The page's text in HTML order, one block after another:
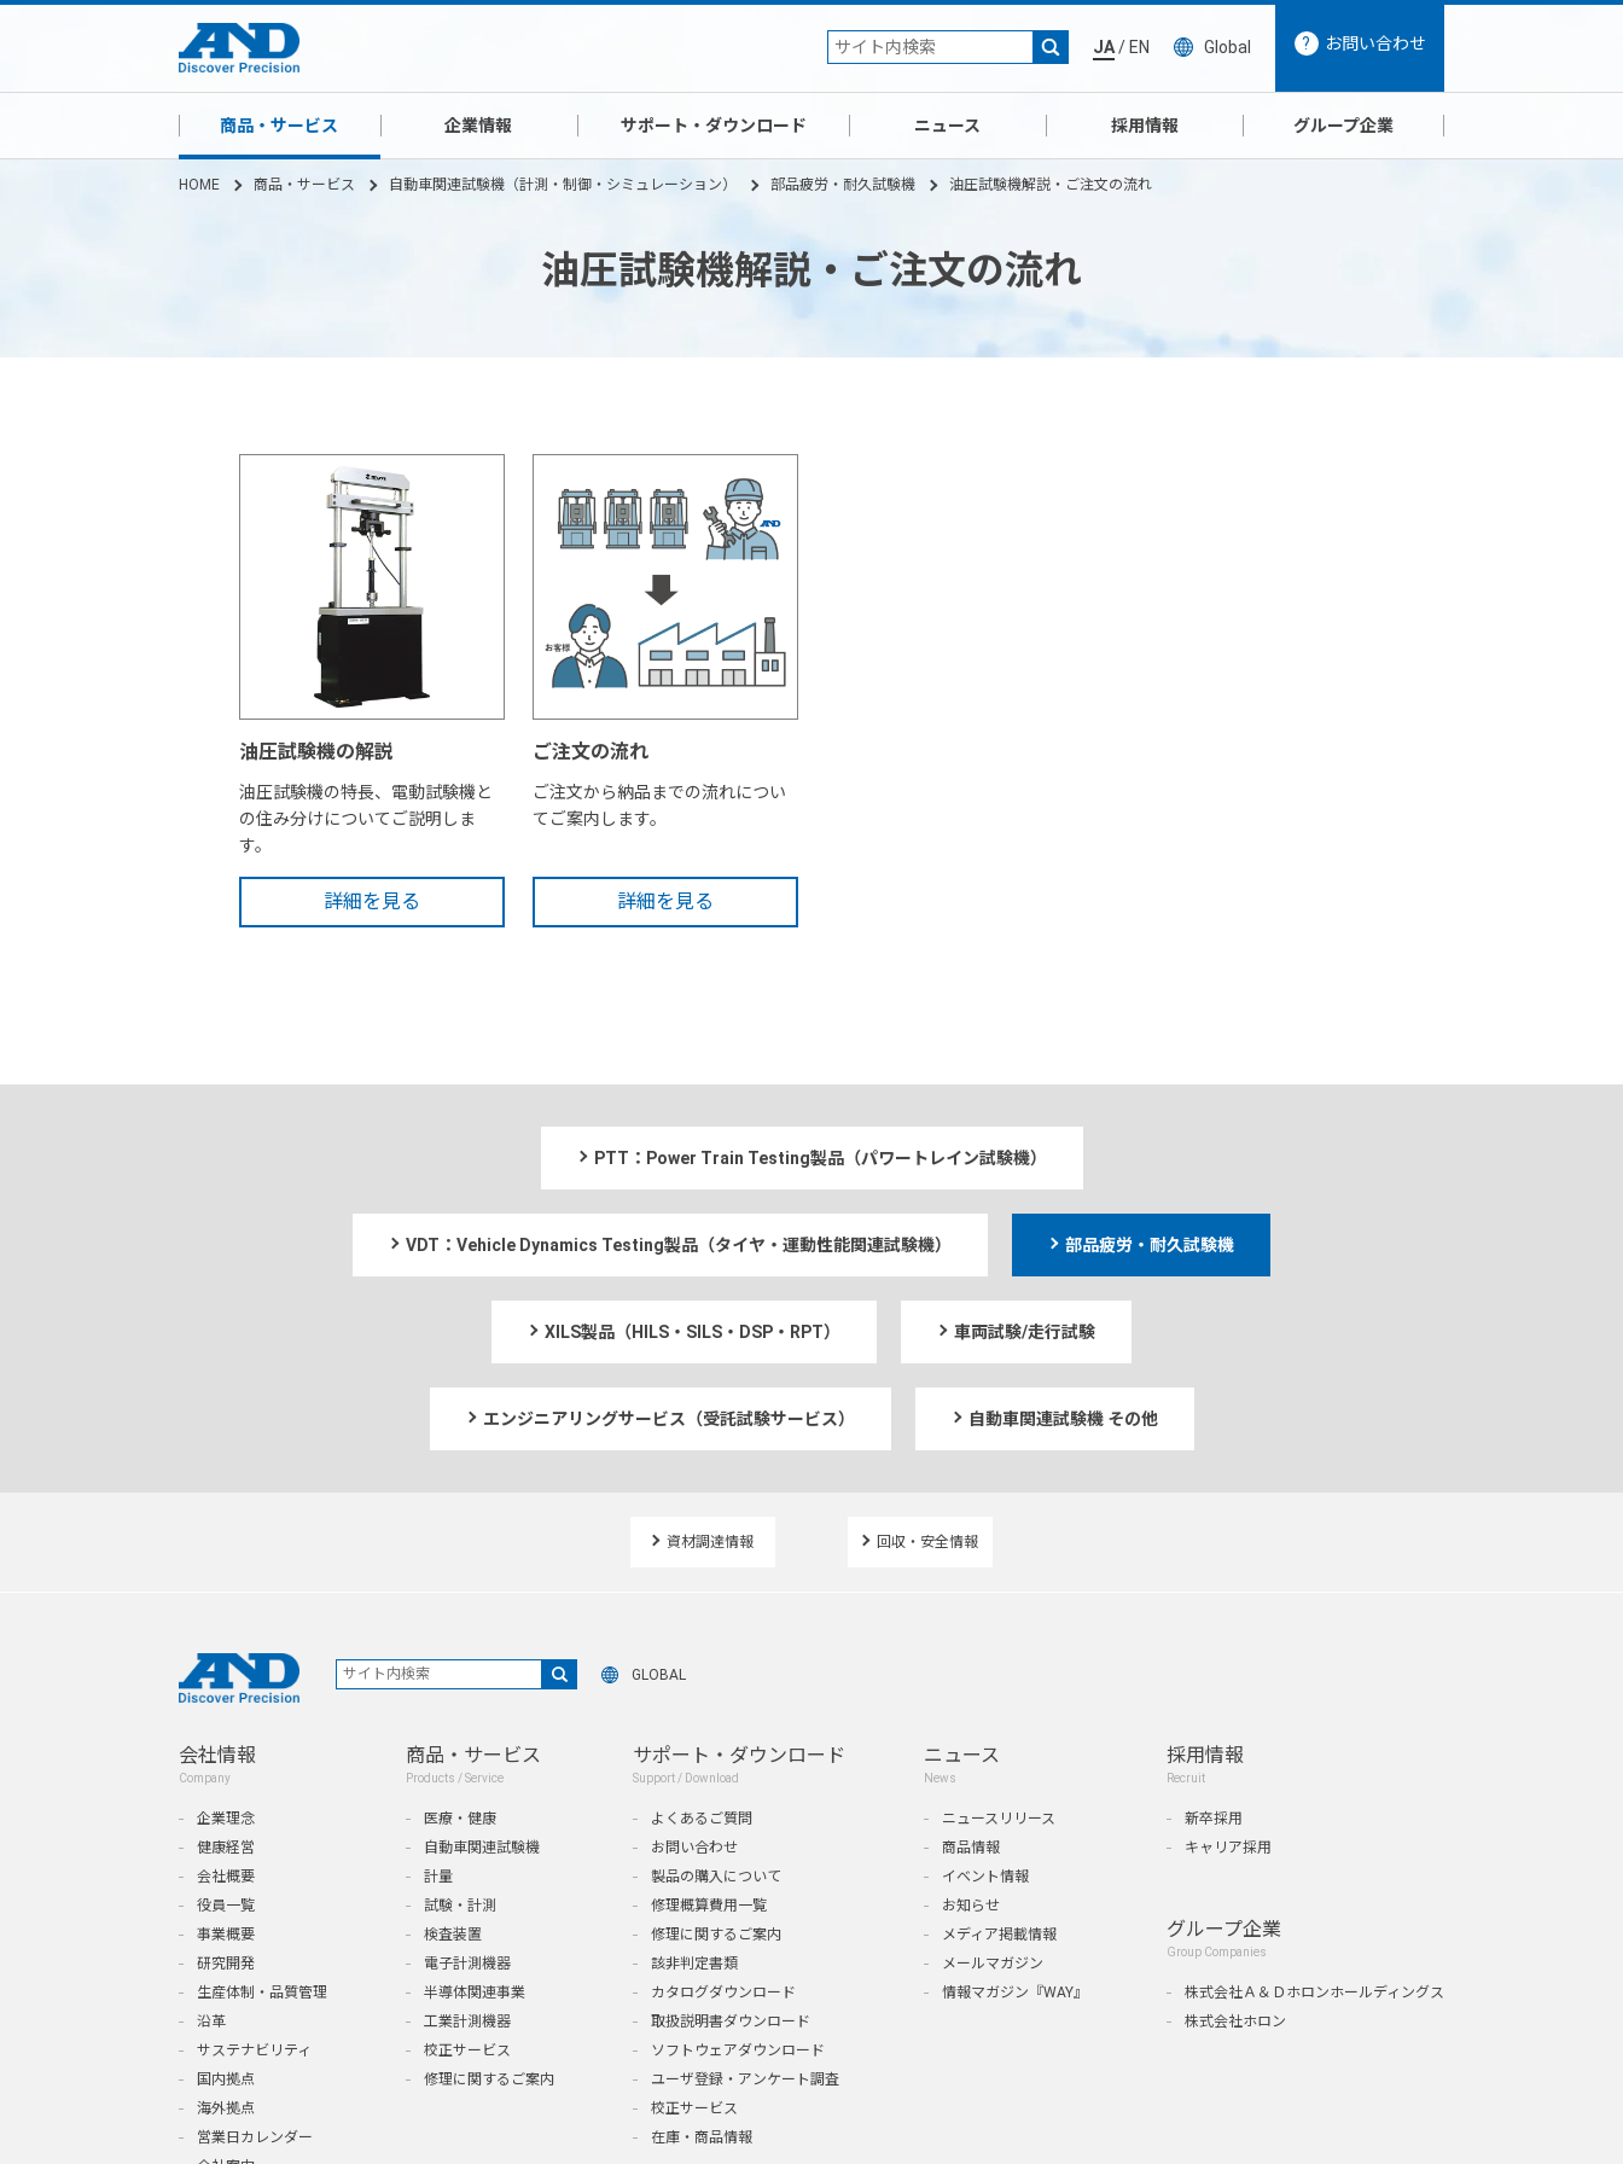
JA/ EN Global お問い合わせ
商品・サービス 企業情報 サポート・ダウンロード ニュース 採用情報 グループ企業
HOME 商品・サービス 自動車関連試験機（計測・制御・シミュレーション） 部品疲労・耐久試験機 油圧試験機解説・ご注文の流れ
油圧試験機解説・ご注文の流れ
油圧試験機の解説
油圧試験機の特長、電動試験機と
の住み分けについてご説明しま
す。
詳細を見る
ご注文の流れ
ご注文から納品までの流れについ
てご案内します。
詳細を見る
PTT：Power Train Testing製品（パワートレイン試験機）
VDT：Vehicle Dynamics Testing製品（タイヤ・運動性能関連試験機） 部品疲労・耐久試験機
XILS製品（HILS・SILS・DSP・RPT） 車両試験/走行試験
エンジニアリングサービス（受託試験サービス） 自動車関連試験機 その他
資材調達情報 回収・安全情報
GLOBAL
会社情報
Company
企業理念
健康経営
会社概要
役員一覧
事業概要
研究開発
生産体制・品質管理
沿革
サステナビリティ
国内拠点
海外拠点
営業日カレンダー
商品・サービス
Products / Service
医療・健康
自動車関連試験機
計量
試験・計測
検査装置
電子計測機器
半導体関連事業
工業計測機器
校正サービス
修理に関するご案内
サポート・ダウンロード
Support / Download
よくあるご質問
お問い合わせ
製品の購入について
修理概算費用一覧
修理に関するご案内
該非判定書類
カタログダウンロード
取扱説明書ダウンロード
ソフトウェアダウンロード
ユーザ登録・アンケート調査
校正サービス
在庫・商品情報
ニュース
News
ニュースリリース
商品情報
イベント情報
お知らせ
メディア掲載情報
メールマガジン
情報マガジン『WAY』
採用情報
Recruit
新卒採用
キャリア採用
グループ企業
Group Companies
株式会社Ａ＆Ｄホロンホールディングス
株式会社ホロン